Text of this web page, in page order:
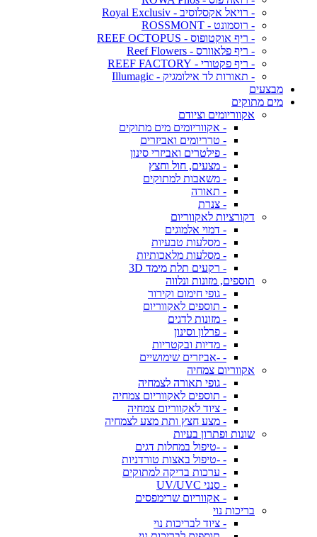
- רויאל אקסלוסיב - Royal Exclusiv
- רוסמונט - ROSSMONT
- ריף אוקטופוס - REEF OCTOPUS
- ריף פלאוורס - Reef Flowers
- ריף פקטורי - REEF FACTORY
- תאורות לד אילומגיק - Illumagic
מבצעים
מים מתוקים
אקווריומים וציודם
- אקווריומים מים מתוקים
- טרריומים ואביזרים
- פילטרים ואביזרי סינון
- מצעים, חול וחצץ
- משאבות למתוקים
- תאורה
- צנרת
דקורציות לאקווריום
- דמוי אלמוגים
- מסלעות טבעיות
- מסלעות מלאכותיות
- רקעים תלת מימד 3D
תוספים, מזונות ונלווה
- גופי חימום וקירור
- תוספים לאקווריום
- מזונות לדגים
- פרלון וסינון
- מדיות ובקטריות
- -אביזרים שימושיים
אקווריום צמחיה
- גופי תאורה לצמחיה
- תוספים לאקווריום צמחיה
- ציוד לאקווריום צמחיה
- מצע חצץ ותת מצע לצמחיה
שונות ופתרון בעיות
- -טיפול במחלות דגים
- -טיפול באצות טורדניות
- ערכות בדיקה למתוקים
- סנני UV/UVC
- אקווריום שרימפסים
בריכות נוי
- ציוד לבריכות נוי